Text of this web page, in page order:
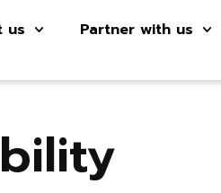
us Partner with us